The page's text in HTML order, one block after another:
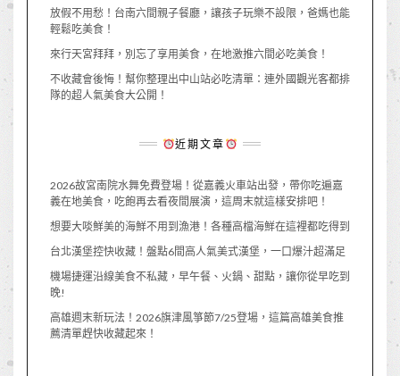
放假不用愁！台南六間親子餐廳，讓孩子玩樂不設限，爸媽也能
輕鬆吃美食！
來行天宮拜拜，別忘了享用美食，在地激推六間必吃美食！
不收藏會後悔！幫你整理出中山站必吃清單：連外國觀光客都排
隊的超人氣美食大公開！
近期文章
2026故宮南院水舞免費登場！從嘉義火車站出發，帶你吃遍嘉
義在地美食，吃飽再去看夜間展演，這周末就這樣安排吧！
想要大啖鮮美的海鮮不用到漁港！各種高檔海鮮在這裡都吃得到
台北漢堡控快收藏！盤點6間高人氣美式漢堡，一口爆汁超滿足
機場捷運沿線美食不私藏，早午餐、火鍋、甜點，讓你從早吃到
晚!
高雄週末新玩法！2026旗津風箏節7/25登場，這篇高雄美食推
薦清單趕快收藏起來！